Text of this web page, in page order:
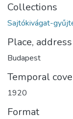
Collections
Sajtókivágat-
Place, address
Budapest
Temporal
1920
Format